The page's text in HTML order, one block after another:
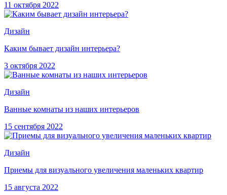
11 октября 2022
Дизайн
Каким бывает дизайн интерьера?
3 октября 2022
Дизайн
Ванные комнаты из наших интерьеров
15 сентября 2022
Дизайн
Приемы для визуального увеличения маленьких квартир
15 августа 2022